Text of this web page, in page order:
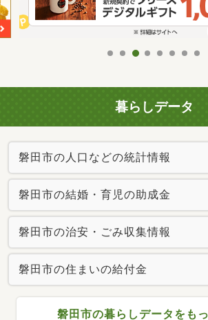
暮らしデータ
磐田市の人口などの統計情報
磐田市の結婚・育児の助成金
磐田市の治安・ごみ収集情報
磐田市の住まいの給付金
磐田市の暮らしデータをも